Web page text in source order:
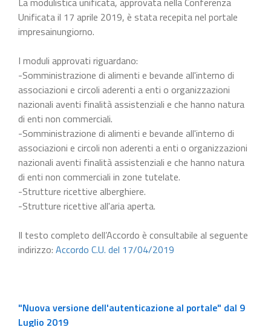
Unificata il 17 aprile 2019, è stata recepita nel portale
impresainungiorno.
I moduli approvati riguardano:
-Somministrazione di alimenti e bevande all'interno di
associazioni e circoli aderenti a enti o organizzazioni
nazionali aventi finalità assistenziali e che hanno natura
di enti non commerciali.
-Somministrazione di alimenti e bevande all'interno di
associazioni e circoli non aderenti a enti o organizzazioni
nazionali aventi finalità assistenziali e che hanno natura
di enti non commerciali in zone tutelate.
-Strutture ricettive alberghiere.
-Strutture ricettive all'aria aperta.
Il testo completo dell’Accordo è consultabile al seguente
indirizzo: Accordo C.U. del 17/04/2019
"Nuova versione dell'autenticazione al portale" dal 9
Luglio 2019